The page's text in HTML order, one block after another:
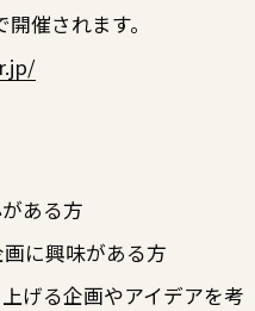
催されます。
ある方
に興味がある方
げる企画やアイデアを考